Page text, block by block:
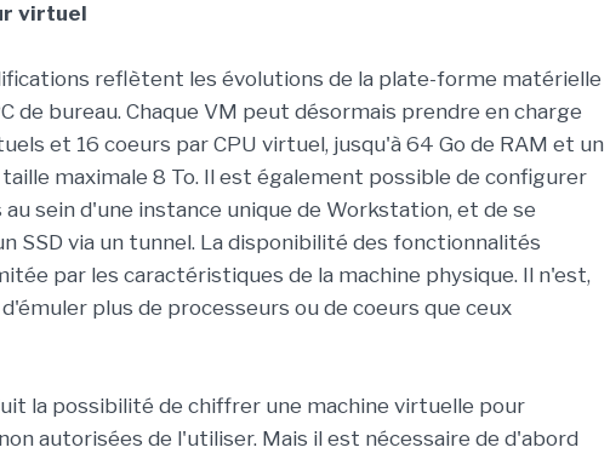
virtuel
reflètent les évolutions de la plate-forme matérielle
de bureau. Chaque VM peut désormais prendre en charge
et 16 coeurs par CPU virtuel, jusqu'à 64 Go de RAM et un
maximale 8 To. Il est également possible de configurer
sein d'une instance unique de Workstation, et de se
SSD via un tunnel. La disponibilité des fonctionnalités
par les caractéristiques de la machine physique. Il n'est,
plus de processeurs ou de coeurs que ceux
la possibilité de chiffrer une machine virtuelle pour
autorisées de l'utiliser. Mais il est nécessaire de d'abord